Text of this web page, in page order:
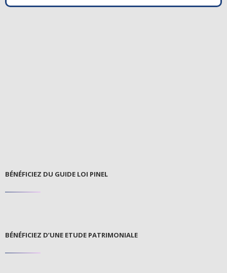
BÉNÉFICIEZ DU GUIDE LOI PINEL
BÉNÉFICIEZ D’UNE ETUDE PATRIMONIALE